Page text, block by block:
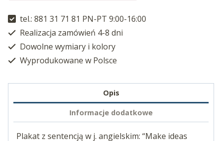
tel.: 881 31 71 81 PN-PT 9:00-16:00
Realizacja zamówień 4-8 dni
Dowolne wymiary i kolory
Wyprodukowane w Polsce
Opis
Informacje dodatkowe
Plakat z sentencją w j. angielskim: “Make ideas